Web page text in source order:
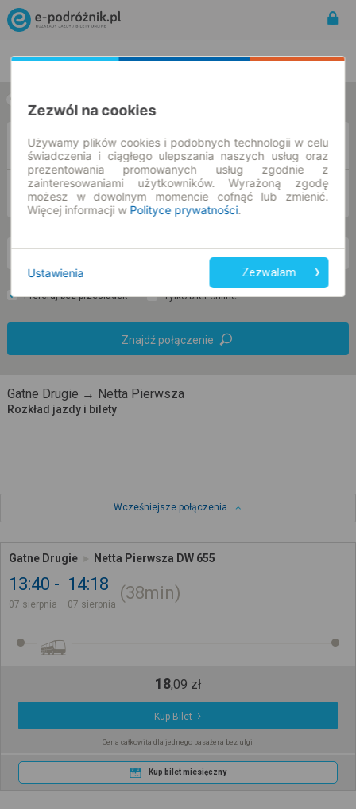
w jedną stronę
Z
DO
-- : --
Preferuj bez przesiadek Tylko bilet online
Znajdź połączenie
Gatne Drugie → Netta Pierwsza
Rozkład jazdy i bilety
Wcześniejsze połączenia
Gatne Drugie Netta Pierwsza DW 655
13:40
07 sierpnia
14:18
07 sierpnia
38min
18,09 zł
Kup Bilet
Cena całkowita dla jednego pasażera bez ulgi
Kup bilet miesięczny
Zezwól na cookies
Używamy plików cookies i podobnych technologii w celu
świadczenia i ciągłego ulepszania naszych usług oraz
prezentowania promowanych usług zgodnie z
zainteresowaniami użytkowników. Wyrażoną zgodę
możesz w dowolnym momencie cofnąć lub zmienić.
Więcej informacji w Polityce prywatności.
Ustawienia Zezwalam